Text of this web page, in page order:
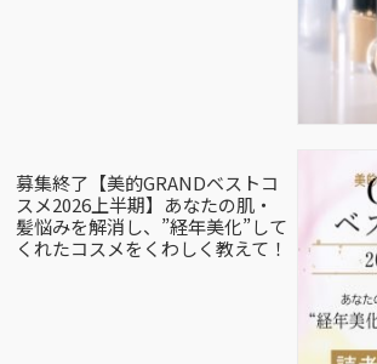
募集終了【美的GRANDベストコ
スメ2026上半期】あなたの肌・
髪悩みを解消し、”経年美化”して
くれたコスメをくわしく教えて！